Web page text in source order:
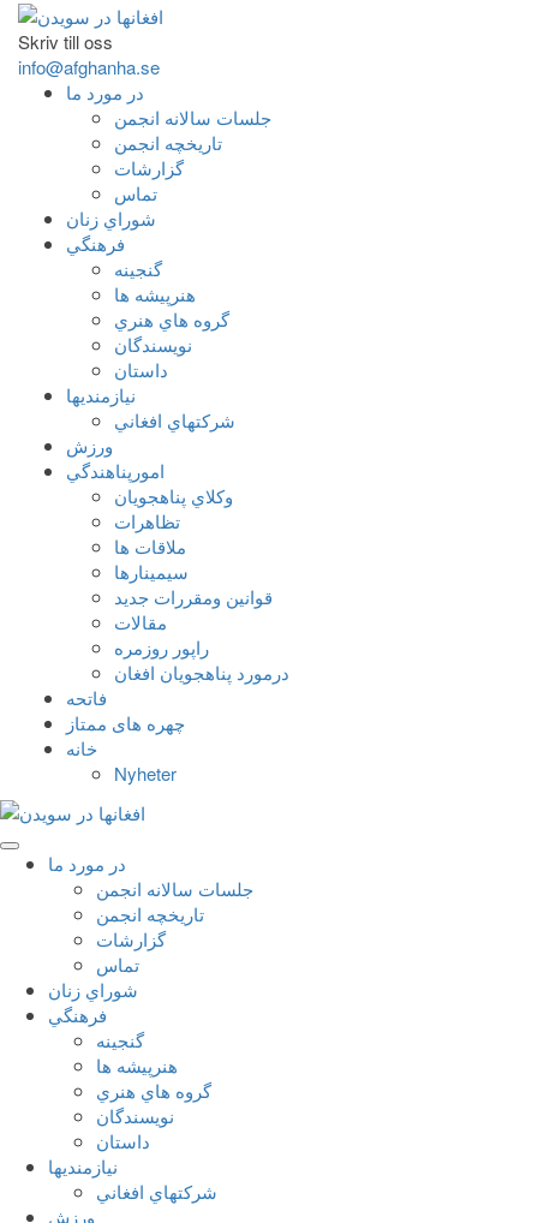
Skriv till oss
info@afghanha.se
در مورد ما
جلسات سالانه انجمن
تاریخچه انجمن
گزارشات
تماس
شوراي زنان
فرهنگي
گنجينه
هنرپيشه ها
گروه هاي هنري
نويسندگان
داستان
نيازمنديها
شرکتهاي افغاني
ورزش
امورپناهندگي
وکلاي پناهجويان
تظاهرات
ملاقات ها
سيمينارها
قوانين ومقررات جديد
مقالات
راپور روزمره
درمورد پناهجويان افغان
فاتحه
چهره های ممتاز
خانه
Nyheter
در مورد ما
جلسات سالانه انجمن
تاریخچه انجمن
گزارشات
تماس
شوراي زنان
فرهنگي
گنجينه
هنرپيشه ها
گروه هاي هنري
نويسندگان
داستان
نيازمنديها
شرکتهاي افغاني
ورزش